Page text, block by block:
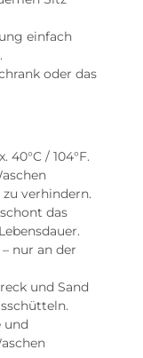
einfach
oder das
40°C / 104°F.
verhindern.
das
nur an der
und Sand
und